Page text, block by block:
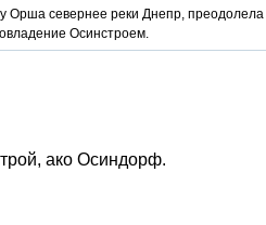
Орша севернее реки Днепр,
Осинстроем.
ако Осиндорф.